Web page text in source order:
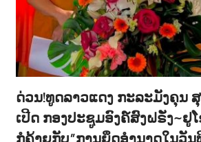
ດ່ວນ!ທູດລາວແດງ ກະລະມັງຄຸນ
ເປີດ ກອງປະຊູມອົງຄ໌ສົງຝຣັ່ງ~ຢູ
ກໍຄ້າຍກັບ”ການຍຶດອຳນາດໃນວັ